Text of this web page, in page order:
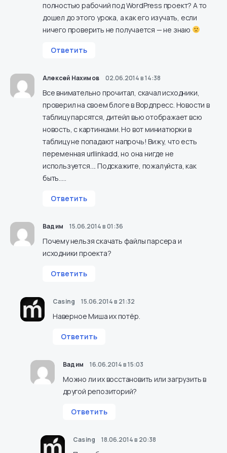
полностью рабочий под WordPress проект? А то
дошел до этого урока, а как его изучать, если
ничего проверить не получается — не знаю
Ответить
Алексей Нахимов 02.06.2014 в 14:38
Все внимательно прочитал, скачал исходники,
проверил на своем блоге в Вордпресс. Новости в
таблицу парсятся, дитейл вью отображает всю
новость, с картинками. Но вот миниатюрки в
таблицу не попадают напрочь! Вижу, что есть
переменная urllinkadd, но она нигде не
используется…. Подскажите, пожалуйста, как
быть…..
Ответить
Вадим 15.06.2014 в 01:36
Почему нельзя скачать файлы парсера и
исходники проекта?
Ответить
Casing 15.06.2014 в 21:32
Наверное Миша их потёр.
Ответить
Вадим 16.06.2014 в 15:03
Можно ли их восстановить или загрузить в
другой репозиторий?
Ответить
Casing 18.06.2014 в 20:38